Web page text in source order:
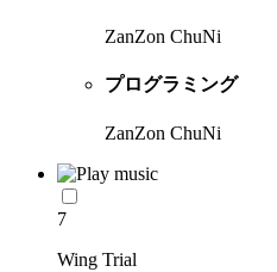
ZanZon ChuNi
プログラミング
ZanZon ChuNi
7
Wing Trial